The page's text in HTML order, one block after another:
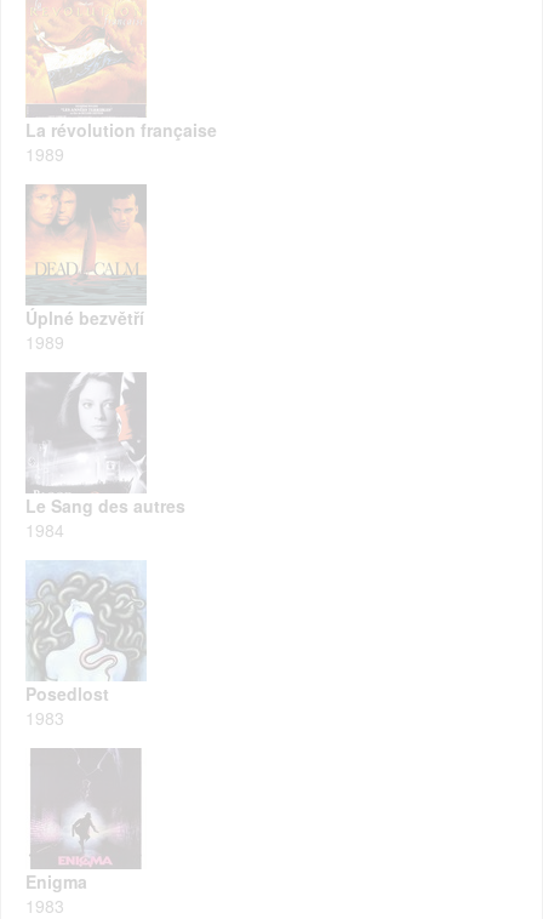
La révolution française
1989
Úplné bezvětří
1989
Le Sang des autres
1984
Posedlost
1983
Enigma
1983